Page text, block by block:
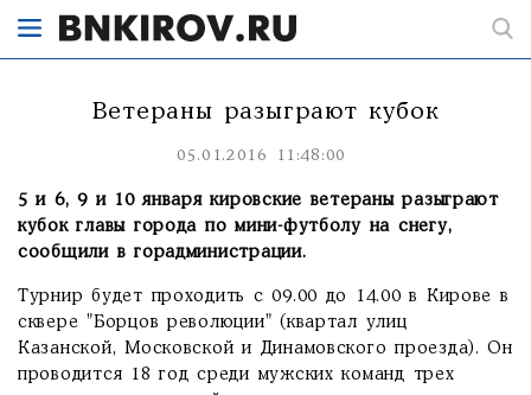
Ветераны разыграют кубок
05.01.2016 11:48:00
5 и 6, 9 и 10 января кировские ветераны разыграют
кубок главы города по мини-футболу на снегу,
сообщили в горадминистрации.
Турнир будет проходить с 09.00 до 14.00 в Кирове в
сквере "Борцов революции" (квартал улиц
Казанской, Московской и Динамовского проезда). Он
проводится 18 год среди мужских команд трех